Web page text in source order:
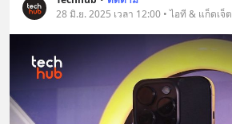
28 มิ.ย. 2025 เวลา 12:00 • ไอที & แก็ดเจ็ต